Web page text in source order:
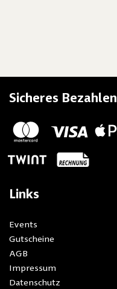
Sicheres Bezahlen
Links
Events
Gutscheine
AGB
Impressum
Datenschutz